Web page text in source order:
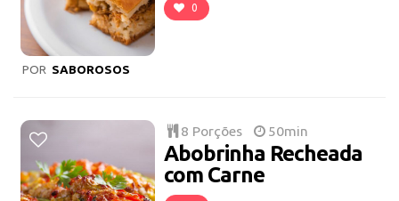
0
POR SABOROSOS
8 Porções 50min
Abobrinha Recheada
com Carne